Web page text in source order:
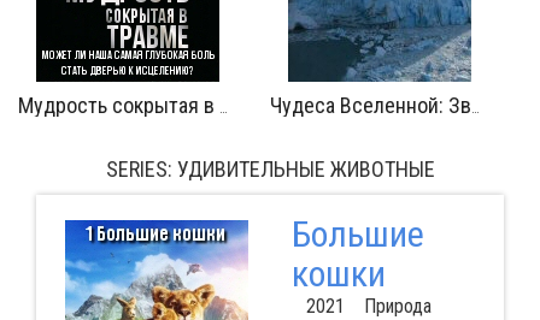
Мудрость сокрытая в травме Чудеса Вселенной: Звездная пыль
SERIES: УДИВИТЕЛЬНЫЕ ЖИВОТНЫЕ
Большие
кошки
2021 Природа